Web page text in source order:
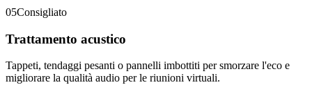
05Consigliato
Trattamento acustico
Tappeti, tendaggi pesanti o pannelli imbottiti per smorzare l'eco e
migliorare la qualità audio per le riunioni virtuali.